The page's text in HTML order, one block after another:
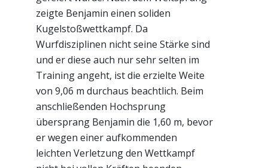
zeigte Benjamin einen soliden
Kugelstoßwettkampf. Da
Wurfdisziplinen nicht seine Stärke sind
und er diese auch nur sehr selten im
Training angeht, ist die erzielte Weite
von 9,06 m durchaus beachtlich. Beim
anschließenden Hochsprung
übersprang Benjamin die 1,60 m, bevor
er wegen einer aufkommenden
leichten Verletzung den Wettkampf